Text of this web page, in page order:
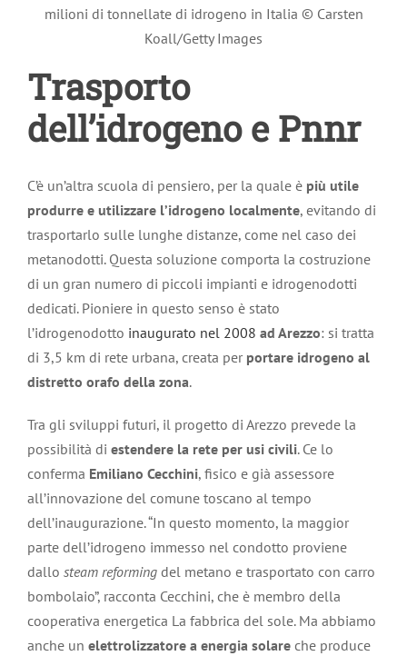
milioni di tonnellate di idrogeno in Italia © Carsten
Koall/Getty Images
Trasporto
dell’idrogeno e Pnnr
C’è un’altra scuola di pensiero, per la quale è più utile
produrre e utilizzare l’idrogeno localmente, evitando di
trasportarlo sulle lunghe distanze, come nel caso dei
metanodotti. Questa soluzione comporta la costruzione
di un gran numero di piccoli impianti e idrogenodotti
dedicati. Pioniere in questo senso è stato
l’idrogenodotto inaugurato nel 2008 ad Arezzo: si tratta
di 3,5 km di rete urbana, creata per portare idrogeno al
distretto orafo della zona.
Tra gli sviluppi futuri, il progetto di Arezzo prevede la
possibilità di estendere la rete per usi civili. Ce lo
conferma Emiliano Cecchini, fisico e già assessore
all’innovazione del comune toscano al tempo
dell’inaugurazione.“In questo momento, la maggior
parte dell’idrogeno immesso nel condotto proviene
dallo steam reforming del metano e trasportato con carro
bombolaio”, racconta Cecchini, che è membro della
cooperativa energetica La fabbrica del sole. Ma abbiamo
anche un elettrolizzatore a energia solare che produce